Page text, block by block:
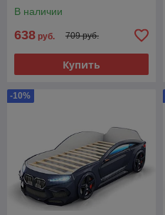
В наличии
638 руб. 709 руб.
Купить
-10%